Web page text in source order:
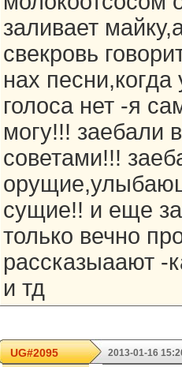
заливает
свекровь
нах
голоса нет -я
могу!!! заебали
советами!!!
сущие!! и еще
только вечно
рассказыаают -
и тд
UG#2095 2013-01-16